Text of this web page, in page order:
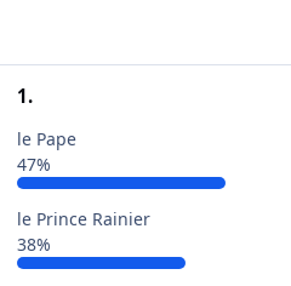
1.
le Pape
47%
le Prince Rainier
38%